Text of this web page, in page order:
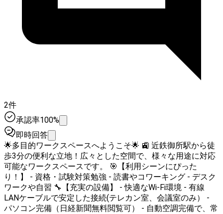
2件
承認率100%
即時回答
🌟多目的ワークスペースへようこそ🌟 🚉 近鉄御所駅から徒
歩3分の便利な立地！広々とした空間で、様々な用途に対応
可能なワークスペースです。 🎯【利用シーンにぴった
り！】 - 資格・試験対策勉強 - 読書やコワーキング - デスク
ワークや自習 🔧【充実の設備】 - 快適なWi-Fi環境 - 有線
LANケーブルで安定した接続(テレカン室、会議室のみ） -
パソコン完備（日経新聞無料閲覧可） - 自動空調完備で、常